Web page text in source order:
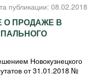
публикации: 08.02.2018
О ПРОДАЖЕ В
Новокузнецкого
от 31.01.2018 №